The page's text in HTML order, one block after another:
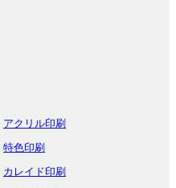
アクリル印刷
特色印刷
カレイド印刷